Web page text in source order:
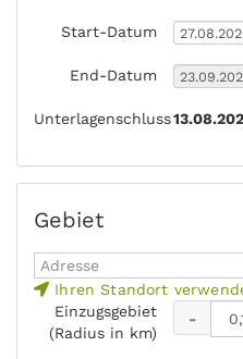
Start-Datum
End-Datum
Unterlagenschluss
Gebiet
Ihren Standort
Einzugsgebiet
(Radius in km)
-